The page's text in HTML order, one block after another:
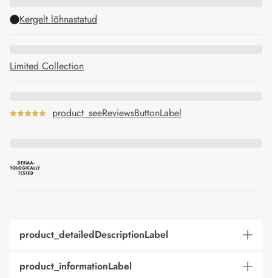
Kergelt lõhnastatud
Limited Collection
product_seeReviewsButtonLabel
product_detailedDescriptionLabel
product_informationLabel